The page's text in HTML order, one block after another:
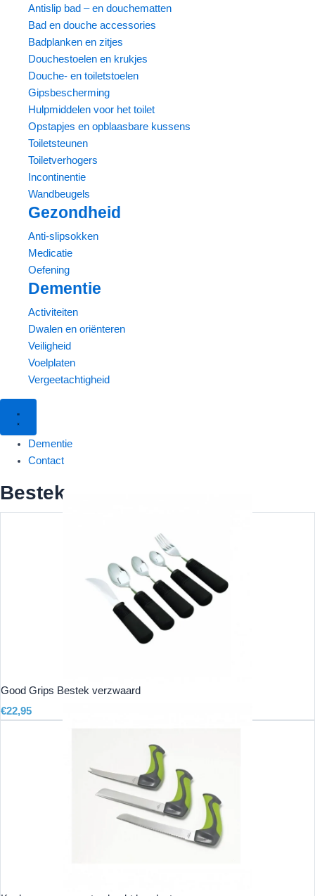
Antislip bad – en douchematten
Bad en douche accessories
Badplanken en zitjes
Douchestoelen en krukjes
Douche- en toiletstoelen
Gipsbescherming
Hulpmiddelen voor het toilet
Opstapjes en opblaasbare kussens
Toiletsteunen
Toiletverhogers
Incontinentie
Wandbeugels
Gezondheid
Anti-slipsokken
Medicatie
Oefening
Dementie
Activiteiten
Dwalen en oriënteren
Veiligheid
Voelplaten
Vergeetachtigheid
Dementie
Contact
Bestek
Good Grips Bestek verzwaard
€22,95